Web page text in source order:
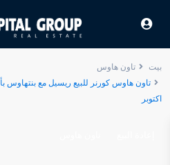
بيت
تاون هاوس
تاون هاوس كورنر للبيع ريسيل مع بنتهاوس
اكتوبر